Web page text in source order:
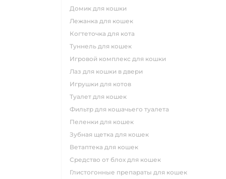
домик для кошки
лежанка для кошек
когтеточка для кота
туннель для кошек
игровой комплекс для кошки
лаз для кошки в двери
игрушки для котов
туалет для кошек
фильтр для кошачьего туалета
пеленки для кошек
зубная щетка для кошек
ветаптека для кошек
средство от блох для кошек
глистогонные препараты для кошек